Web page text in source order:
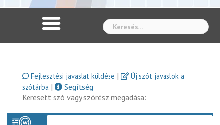
Fejlesztési javaslat küldése |
Új szót javaslok a
szótárba |
Segítség
Keresett szó vagy szórész megadása: